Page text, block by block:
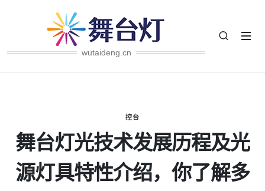
wutaideng.cn
控台
舞台灯光技术发展历程及光
源灯具特性介绍，你了解多